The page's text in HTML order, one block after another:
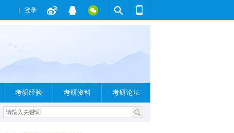
登录
考研经验 考研资料 考研论坛